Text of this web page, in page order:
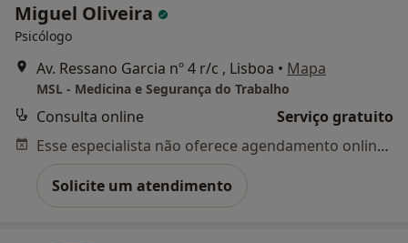
Miguel Oliveira
Psicólogo
Av. Ressano Garcia nº 4 r/c , Lisboa • Mapa
MSL - Medicina e Segurança do Trabalho
Consulta online
Serviço gratuito
Esse especialista não oferece agendamento online para esse endereço.
Solicite um atendimento